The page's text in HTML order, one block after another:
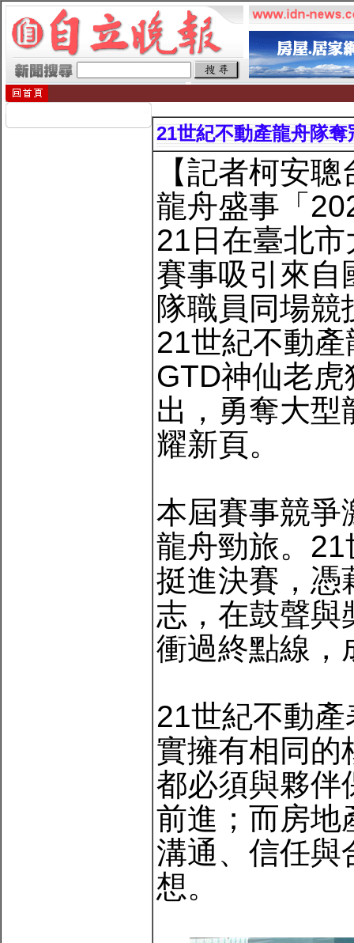
21世紀不動產龍舟隊
【記者柯安
龍舟盛事「
21日在臺北
賽事吸引來自
隊職員同場
21世紀不動
GTD神仙老
出，勇奪大型
耀新頁。
本屆賽事競爭
龍舟勁旅。
挺進決賽，憑
志，在鼓聲與
衝過終點線，
21世紀不動
實擁有相同的
都必須與夥伴
前進；而房地
溝通、信任與
想。